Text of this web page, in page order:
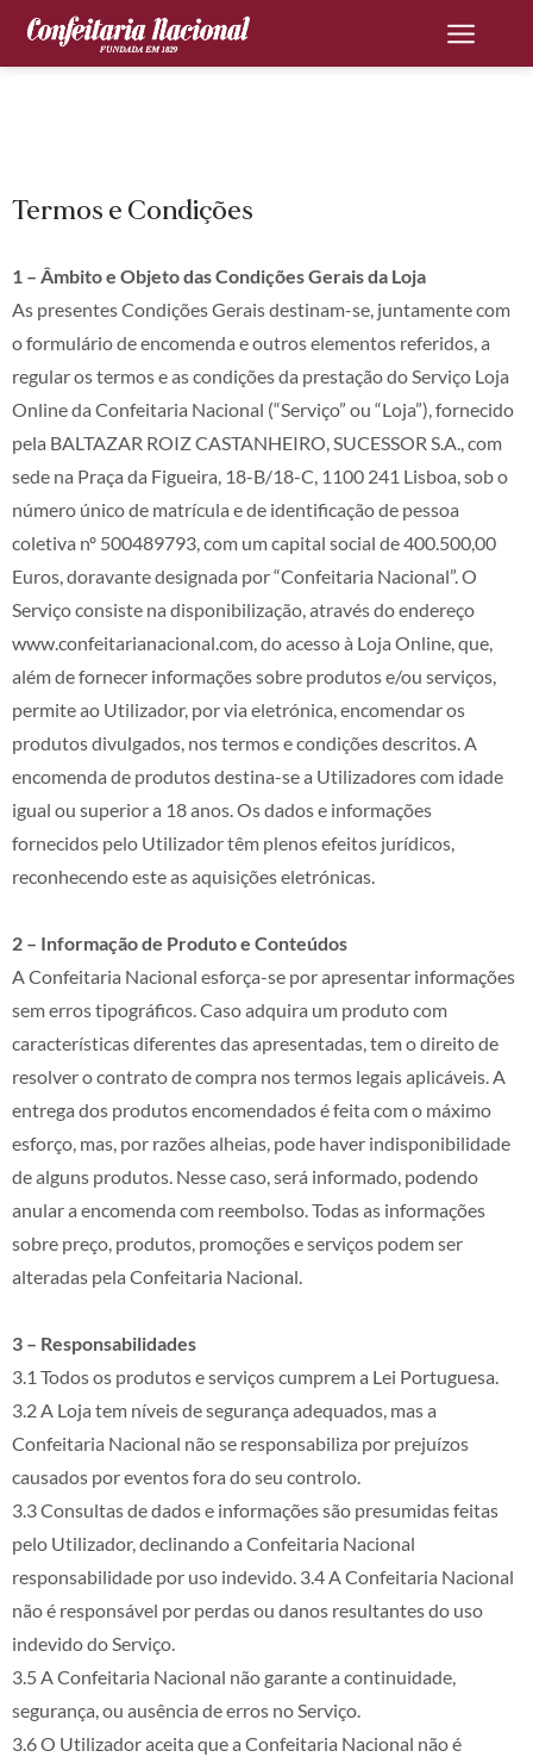
Termos e Condições
1 – Âmbito e Objeto das Condições Gerais da Loja
As presentes Condições Gerais destinam-se, juntamente com
o formulário de encomenda e outros elementos referidos, a
regular os termos e as condições da prestação do Serviço Loja
Online da Confeitaria Nacional (“Serviço” ou “Loja”), fornecido
pela BALTAZAR ROIZ CASTANHEIRO, SUCESSOR S.A., com
sede na Praça da Figueira, 18-B/18-C, 1100 241 Lisboa, sob o
número único de matrícula e de identificação de pessoa
coletiva nº 500489793, com um capital social de 400.500,00
Euros, doravante designada por “Confeitaria Nacional”. O
Serviço consiste na disponibilização, através do endereço
www.confeitarianacional.com, do acesso à Loja Online, que,
além de fornecer informações sobre produtos e/ou serviços,
permite ao Utilizador, por via eletrónica, encomendar os
produtos divulgados, nos termos e condições descritos. A
encomenda de produtos destina-se a Utilizadores com idade
igual ou superior a 18 anos. Os dados e informações
fornecidos pelo Utilizador têm plenos efeitos jurídicos,
reconhecendo este as aquisições eletrónicas.
2 – Informação de Produto e Conteúdos
A Confeitaria Nacional esforça-se por apresentar informações
sem erros tipográficos. Caso adquira um produto com
características diferentes das apresentadas, tem o direito de
resolver o contrato de compra nos termos legais aplicáveis. A
entrega dos produtos encomendados é feita com o máximo
esforço, mas, por razões alheias, pode haver indisponibilidade
de alguns produtos. Nesse caso, será informado, podendo
anular a encomenda com reembolso. Todas as informações
sobre preço, produtos, promoções e serviços podem ser
alteradas pela Confeitaria Nacional.
3 – Responsabilidades
3.1 Todos os produtos e serviços cumprem a Lei Portuguesa.
3.2 A Loja tem níveis de segurança adequados, mas a
Confeitaria Nacional não se responsabiliza por prejuízos
causados por eventos fora do seu controlo.
3.3 Consultas de dados e informações são presumidas feitas
pelo Utilizador, declinando a Confeitaria Nacional
responsabilidade por uso indevido. 3.4 A Confeitaria Nacional
não é responsável por perdas ou danos resultantes do uso
indevido do Serviço.
3.5 A Confeitaria Nacional não garante a continuidade,
segurança, ou ausência de erros no Serviço.
3.6 O Utilizador aceita que a Confeitaria Nacional não é